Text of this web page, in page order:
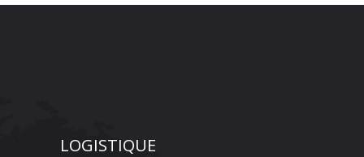
LOGISTIQUE